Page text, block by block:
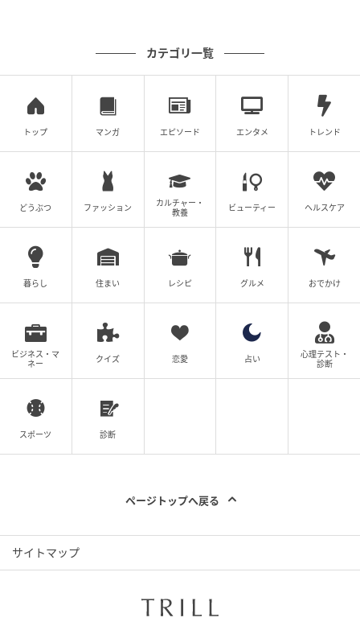
カテゴリ一覧
トップ マンガ エピソード エンタメ トレンド
どうぶつ ファッション
カルチャー・
教養
ビューティー ヘルスケア
暮らし 住まい レシピ グルメ おでかけ
ビジネス・マ
ネー
クイズ 恋愛 占い
心理テスト・
診断
スポーツ 診断
ページトップへ戻る
サイトマップ